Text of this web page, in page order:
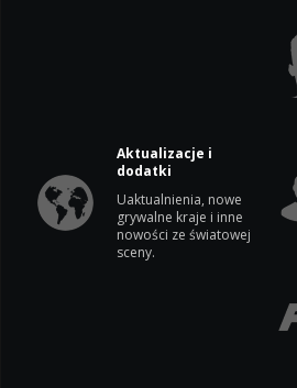
Aktualizacje i
dodatki
Uaktualnienia, nowe
grywalne kraje i inne
nowości ze światowej
sceny.